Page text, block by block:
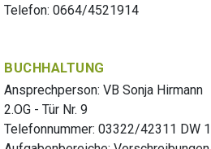
Telefon: 0664/4521914
BUCHHALTUNG
Ansprechperson: VB Sonja Hirmann
2.OG - Tür Nr. 9
Telefonnummer: 03322/42311 DW